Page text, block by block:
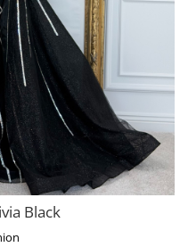
Black